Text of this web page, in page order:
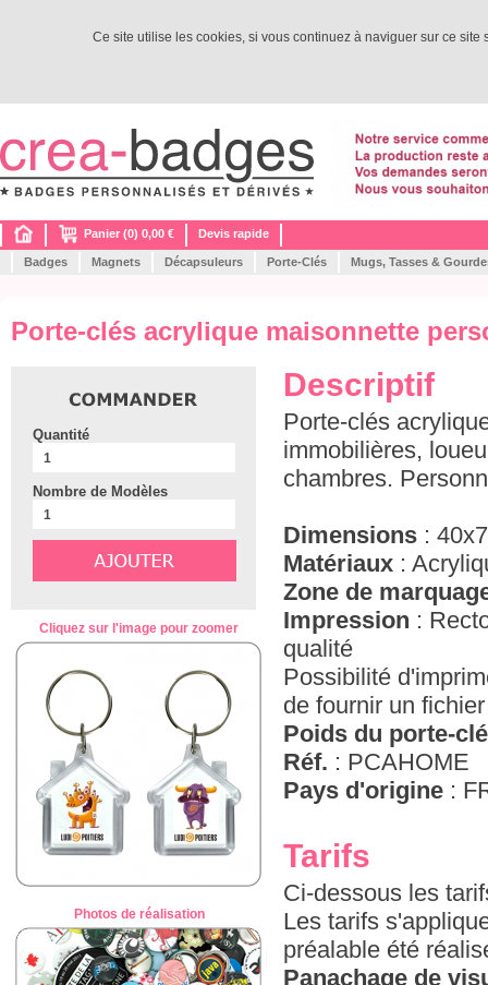
Ce site utilise les cookies, si vous continuez à naviguer sur ce
Panier (0) 0,00 € Devis rapide
Badges Magnets Décapsuleurs Porte-Clés Mugs, Tasses &
Porte-clés acrylique maisonnette
Quantité
Nombre de Modèles
Cliquez sur l'image pour zoomer
Photos de réalisation
Descriptif
Porte-clés
immobilières,
chambres.
Dimensions :
Matériaux :
Zone de
Impression :
qualité
Possibilité
de fournir un
Poids du porte-
Réf. : PCAHOME
Pays d'origine :
Tarifs
Ci-dessous les
Les tarifs
préalable été
Panachage de